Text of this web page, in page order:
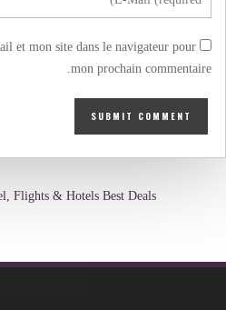
et mon site dans le navigateur pour
mon prochain commentaire.
Flights & Hotels Best Deals